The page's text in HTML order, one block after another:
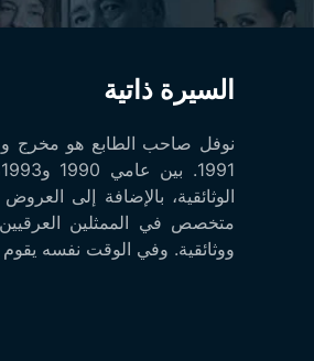
السيرة ذاتية
نوفل صاحب الطابع هو مخرج
الوثائقية، بالإضافة إلى
متخصص في الممثلين
ووثائقية. وفي الوقت نفسه يقوم